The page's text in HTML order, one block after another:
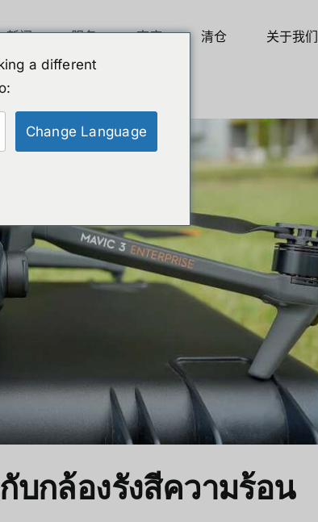
新闻 服务 商店 清仓 关于我们
น
บกล้องรังสีความร้อน
a different
Change Language